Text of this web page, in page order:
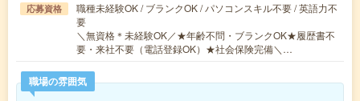
応募資格
職種未経験OK / ブランクOK / パソコンスキル不要 / 英語力不
要
＼無資格＊未経験OK／★年齢不問・ブランクOK★履歴書不
要・来社不要（電話登録OK）★社会保険完備＼…
職場の雰囲気